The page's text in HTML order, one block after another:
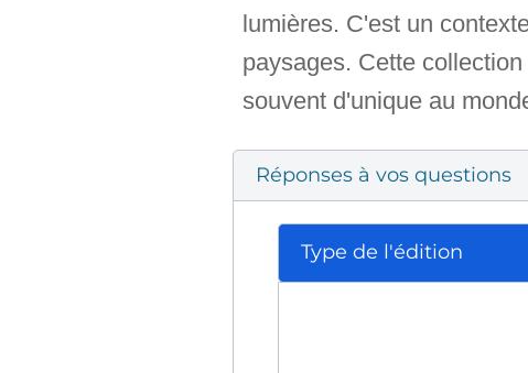
lumières. C'est un
paysages. Cette
souvent d'unique au
Réponses à vos questions
Type de l'édition